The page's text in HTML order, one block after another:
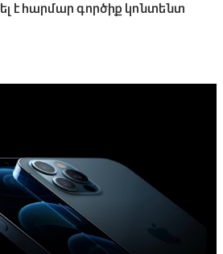
է հարմար գործիք կոնտենտ